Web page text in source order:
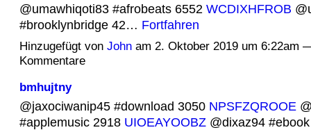
@umawhiqoti83 #afrobeats 6552 WCDIXHFROB
#brooklynbridge 42… Fortfahren
Hinzugefügt von Johnam 2. Oktober 2019 um 6:22am
Kommentare
bmhujtny
@jaxociwanip45 #download 3050 NPSFZQROOE
#applemusic 2918 UIOEAYOOBZ@dixaz94